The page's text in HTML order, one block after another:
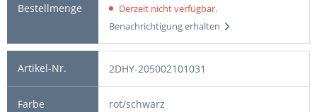
Derzeit nicht verfügbar.
Benachrichtigung erhalten
2DHY-205002101031
rot/schwarz